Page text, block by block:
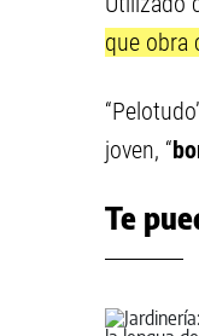
que obra
joven, “
Te